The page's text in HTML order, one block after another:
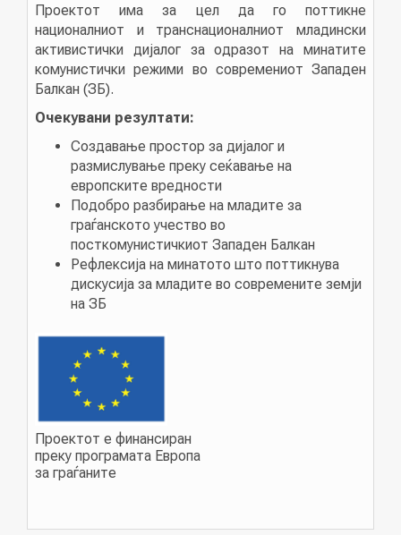
Проектот има за цел да го поттикне
националниот и транснационалниот младински
активистички дијалог за одразот на минатите
комунистички режими во современиот Западен
Балкан (ЗБ).
Очекувани резултати:
Создавање простор за дијалог и
размислување преку сеќавање на
европските вредности
Подобро разбирање на младите за
граѓанското учество во
посткомунистичкиот Западен Балкан
Рефлексија на минатото што поттикнува
дискусија за младите во современите земји
на ЗБ
Проектот е финансиран
преку програмата Европа
за граѓаните